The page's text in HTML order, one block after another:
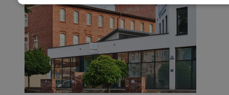
Niezbędne Wydajność
Niesklasyfikowane